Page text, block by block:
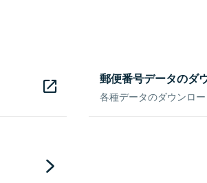
郵便番号データのダ
各種データのダウンロ